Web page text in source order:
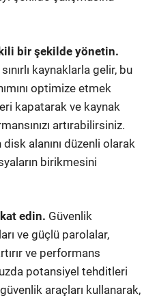
bir şekilde yönetin.
kaynaklarla gelir, bu
optimize etmek
kapatarak ve kaynak
artırabilirsiniz.
alanını düzenli olarak
birikmesini
edin. Güvenlik
ve güçlü parolalar,
ve performans
potansiyel tehditleri
araçları kullanarak,